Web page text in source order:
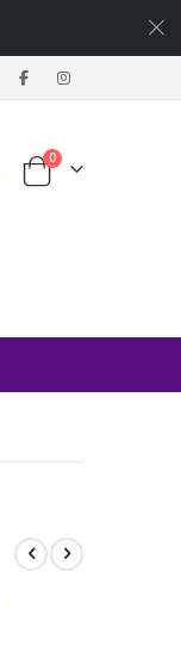
Koszyk
0produkty